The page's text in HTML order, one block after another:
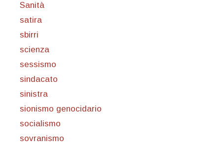
Sanità
satira
sbirri
scienza
sessismo
sindacato
sinistra
sionismo genocidario
socialismo
sovranismo